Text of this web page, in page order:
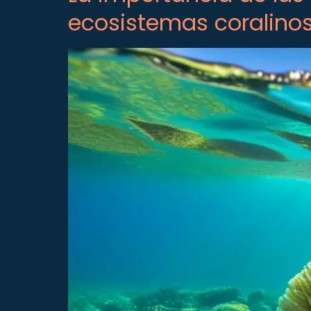
ecosistemas